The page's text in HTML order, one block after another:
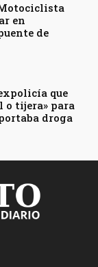
en
de
que
o tijera» para
droga